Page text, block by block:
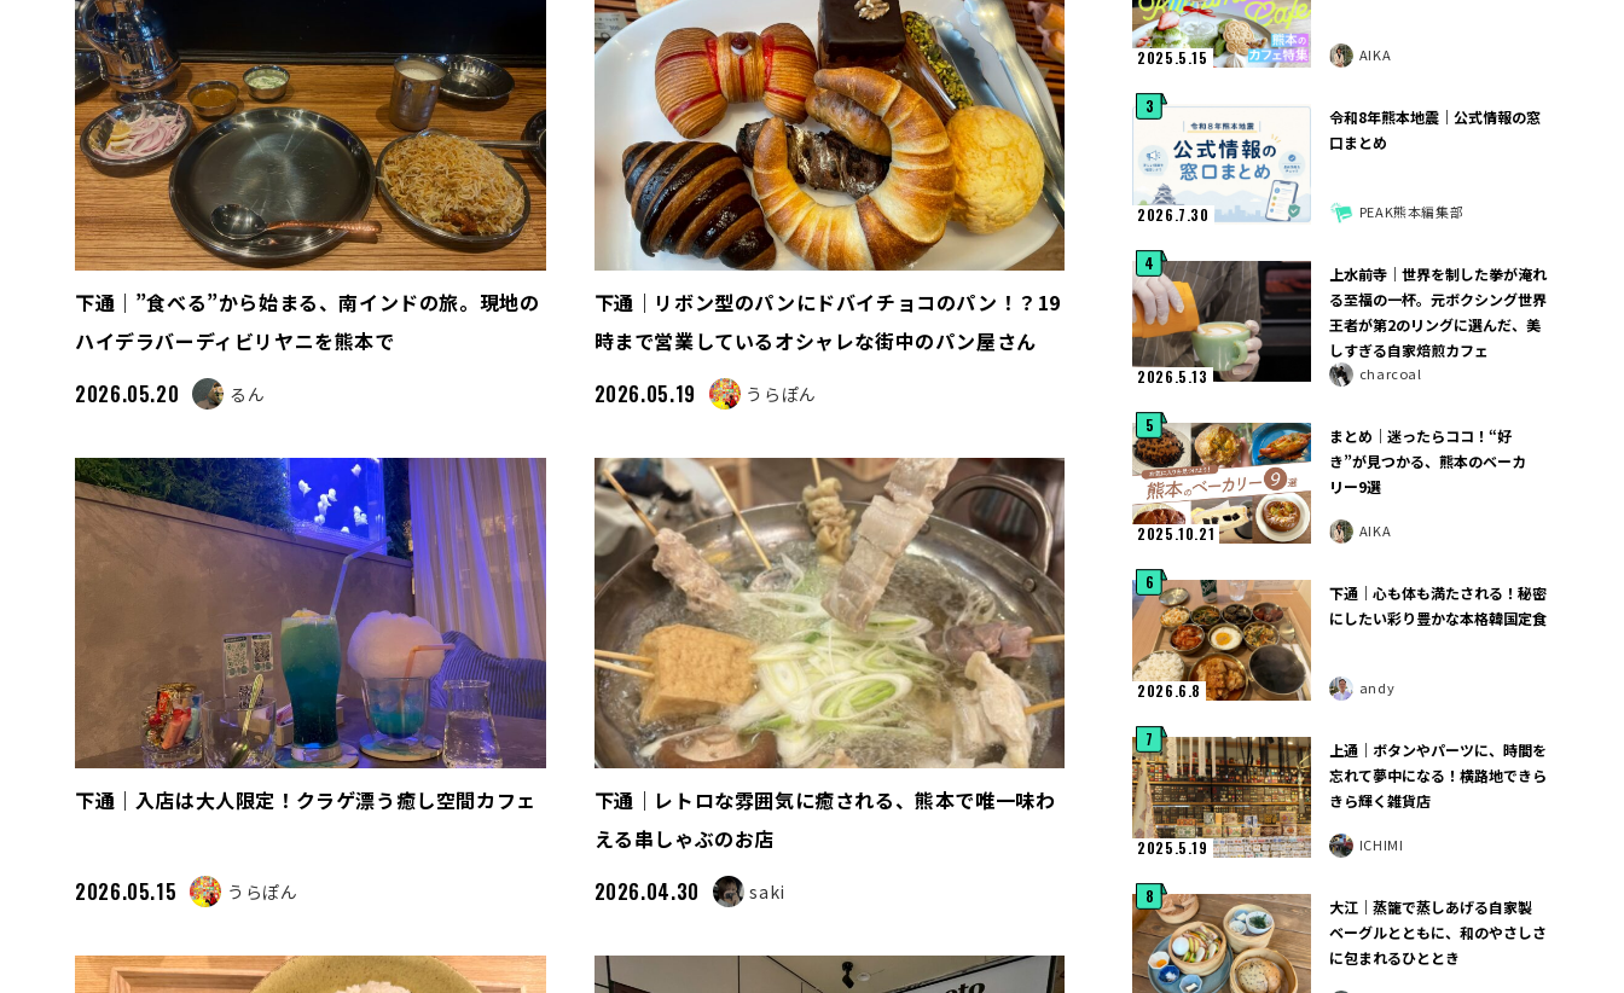
下通｜”食べる”から始まる、南インドの旅。現地の
ハイデラバーディビリヤニを熊本で
2026.05.20
るん
下通｜リボン型のパンにドバイチョコのパン！？19
時まで営業しているオシャレな街中のパン屋さん
2026.05.19
うらぽん
下通｜入店は大人限定！クラゲ漂う癒し空間カフェ
2026.05.15 うらぽん
下通｜レトロな雰囲気に癒される、熊本で唯一味わ
える串しゃぶのお店
2026.04.30
saki
2025.5.15 AIKA
3
2026.7.30
令和8年熊本地震｜公式情報の窓
口まとめ
PEAK熊本編集部
4
2026.5.13
上水前寺｜世界を制した拳が淹れ
る至福の一杯。元ボクシング世界
王者が第2のリングに選んだ、美
しすぎる自家焙煎カフェ
charcoal
5
2025.10.21
まとめ｜迷ったらココ！“好
き”が見つかる、熊本のベーカ
リー9選
AIKA
6
2026.6.8
下通｜心も体も満たされる！秘密
にしたい彩り豊かな本格韓国定食
andy
7
2025.5.19
上通｜ボタンやパーツに、時間を
忘れて夢中になる！横路地できら
きら輝く雑貨店
ICHIMI
8
大江｜蒸籠で蒸しあげる自家製
ベーグルとともに、和のやさしさ
に包まれるひととき